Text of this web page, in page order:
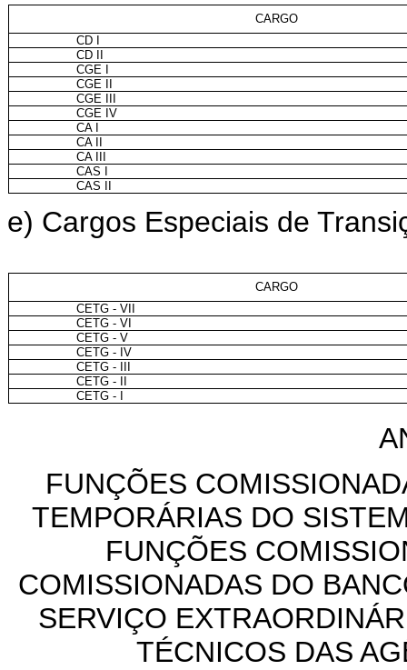
CARGO
CD I
CD II
CGE I
CGE II
CGE III
CGE IV
CA I
CA II
CA III
CAS I
CAS II
e) Cargos Especiais de
CARGO
CETG - VII
CETG - VI
CETG - V
CETG - IV
CETG - III
CETG - II
CETG - I
FUNÇÕES
TEMPORÁRIAS DO
FUNÇÕES
COMISSIONADAS DO
SERVIÇO
TÉCNICOS DAS